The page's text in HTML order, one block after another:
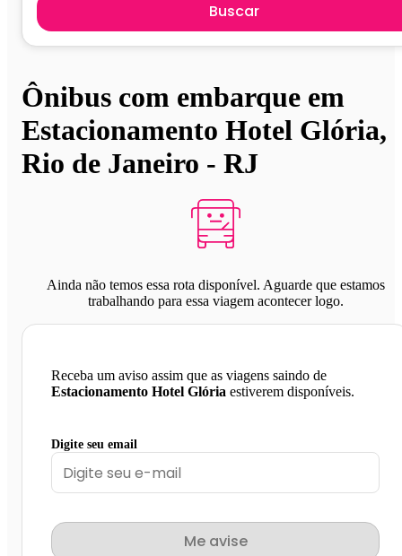
Buscar
Ônibus com embarque em
Estacionamento Hotel Glória,
Rio de Janeiro - RJ
Ainda não temos essa rota disponível. Aguarde que estamos
trabalhando para essa viagem acontecer logo.
Receba um aviso assim que as viagens saindo de
Estacionamento Hotel Glória estiverem disponíveis.
Digite seu email
Me avise